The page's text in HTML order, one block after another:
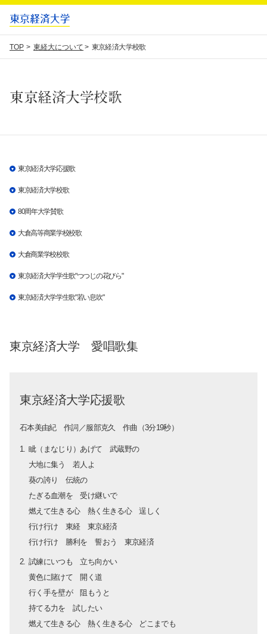
TOP 東経大について 東京経済大学校歌
東京経済大学校歌
東京経済大学応援歌
東京経済大学校歌
80周年大学賛歌
大倉高等商業学校校歌
大倉商業学校校歌
東京経済大学学生歌"つつじの花びら"
東京経済大学学生歌"若い息吹"
東京経済大学 愛唱歌集
東京経済大学応援歌
石本美由紀 作詞／服部克久 作曲（3分19秒）
眦（まなじり）あげて 武蔵野の
大地に集う 若人よ
葵の誇り 伝統の
たぎる血潮を 受け継いで
燃えて生きる心 熱く生きる心 逞しく
行け行け 東経 東京経済
行け行け 勝利を 誓おう 東京経済
試練にいつも 立ち向かい
黄色に賭けて 開く道
行く手を壁が 阻もうと
持てる力を 試したい
燃えて生きる心 熱く生きる心 どこまでも